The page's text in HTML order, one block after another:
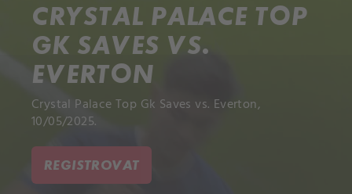
CRYSTAL PALACE TOP
GK SAVES VS.
EVERTON
Crystal Palace Top Gk Saves vs. Everton,
10/05/2025.
REGISTROVAT